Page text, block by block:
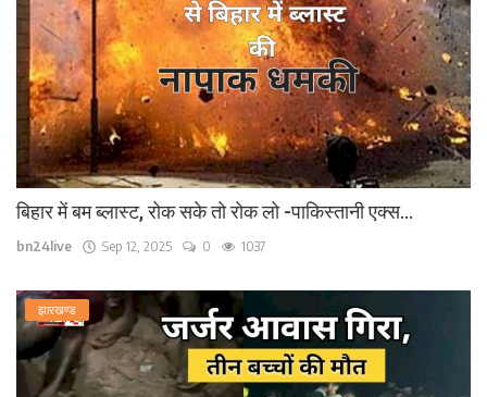
बिहार में बम ब्लास्ट, रोक सके तो रोक लो -पाकिस्तानी एक्स...
bn24live Sep 12, 2025 0 1037
झारखण्ड